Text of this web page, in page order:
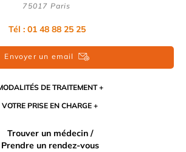
75017 Paris
Tél : 01 48 88 25 25
Envoyer un email
DE TRAITEMENT
VOTRE PRISE EN CHARGE
Trouver un médecin /
Prendre un rendez-vous